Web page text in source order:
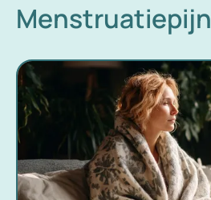
Menstruatiepijn